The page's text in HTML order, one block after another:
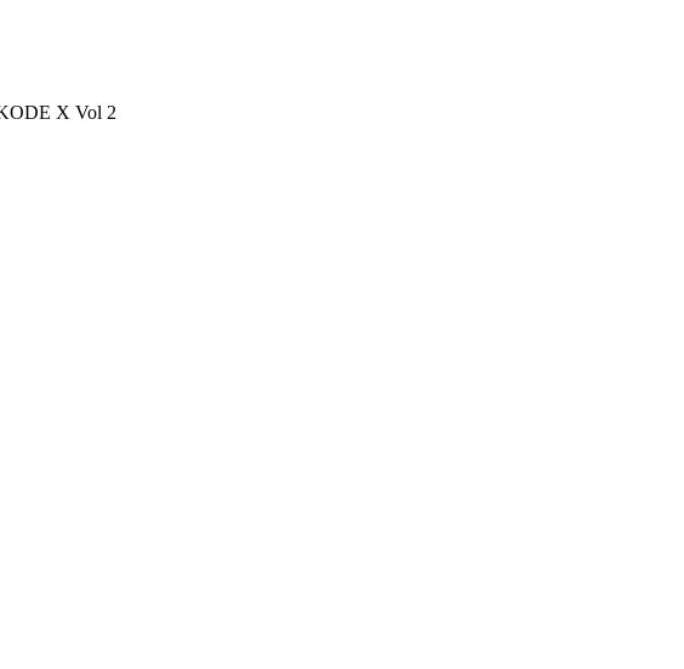
X Vol 2